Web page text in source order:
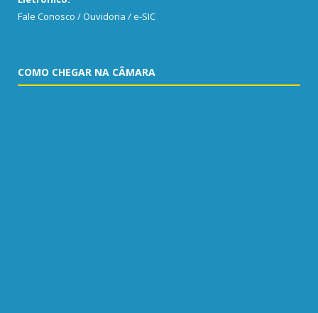
Fale Conosco / Ouvidoria / e-SIC
COMO CHEGAR NA CÂMARA